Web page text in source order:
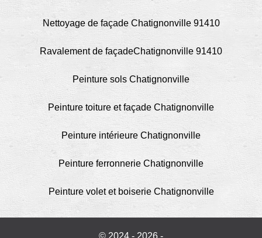
Nettoyage de façade Chatignonville 91410
Ravalement de façadeChatignonville 91410
Peinture sols Chatignonville
Peinture toiture et façade Chatignonville
Peinture intérieure Chatignonville
Peinture ferronnerie Chatignonville
Peinture volet et boiserie Chatignonville
© 2024 - 2026 -